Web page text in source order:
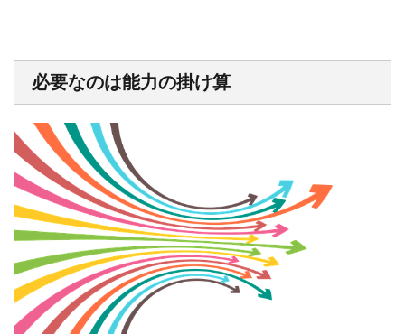
必要なのは能力の掛け算